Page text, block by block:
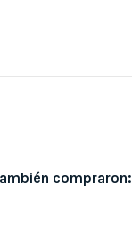
compraron: